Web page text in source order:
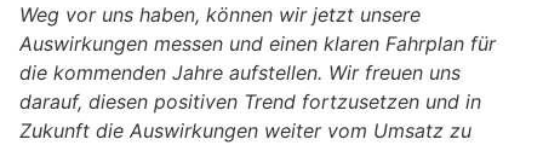
Weg vor uns haben, können wir jetzt unsere
Auswirkungen messen und einen klaren Fahrplan für
die kommenden Jahre aufstellen. Wir freuen uns
darauf, diesen positiven Trend fortzusetzen und in
Zukunft die Auswirkungen weiter vom Umsatz zu